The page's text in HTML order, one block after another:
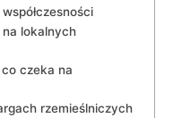
lokalnych
czeka ⁣na
rzemieślniczych